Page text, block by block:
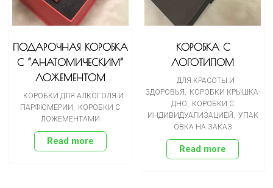
ПОДАРОЧНАЯ КОРОБКА
С “АНАТОМИЧЕСКИМ”
ЛОЖЕМЕНТОМ
КОРОБКИ ДЛЯ АЛКОГОЛЯ И
ПАРФЮМЕРИИ
КОРОБКИ С
ЛОЖЕМЕНТАМИ
Read more
КОРОБКА С
ЛОГОТИПОМ
ДЛЯ КРАСОТЫ И
ЗДОРОВЬЯ
КОРОБКИ КРЫШКА-
ДНО
КОРОБКИ С
ИНДИВИДУАЛИЗАЦИЕЙ
УПАК
ОВКА НА ЗАКАЗ
Read more